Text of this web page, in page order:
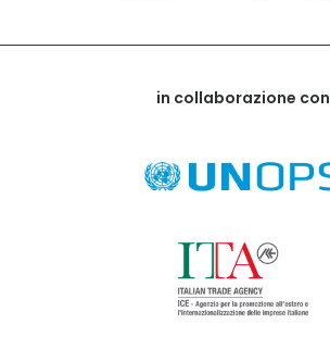
in collaborazione con